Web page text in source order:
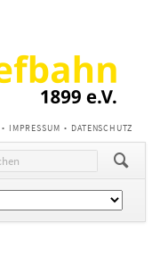
IMPRESSUM DATENSCHUTZ